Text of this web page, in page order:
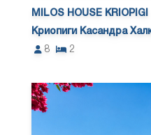
MILOS HOUSE KRIOPIGI
Криопиги Касандра
8
2